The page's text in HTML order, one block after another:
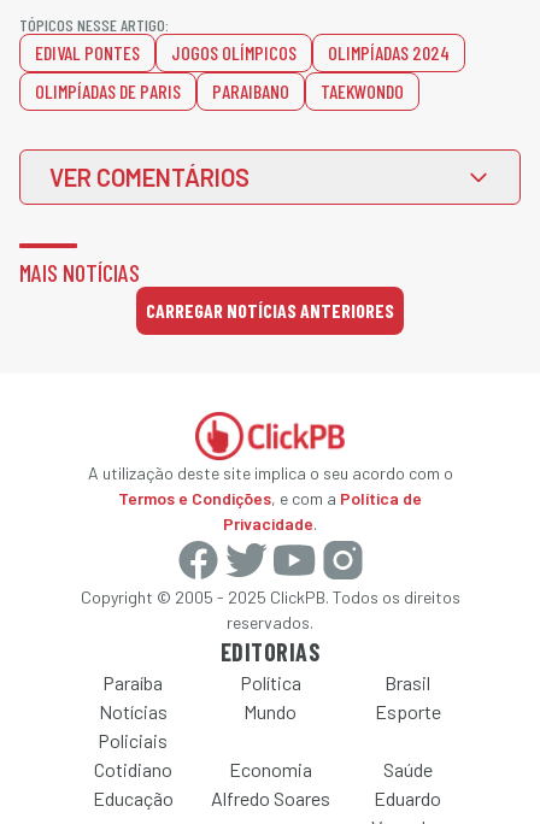
TÓPICOS NESSE ARTIGO:
EDIVAL PONTES JOGOS OLÍMPICOS
OLIMPÍADAS 2024
OLIMPÍADAS DE PARIS
PARAIBANO TAEKWONDO
VER COMENTÁRIOS
MAIS NOTÍCIAS
CARREGAR NOTÍCIAS ANTERIORES
A utilização deste site implica o seu acordo com o
Termos e Condições, e com a Política de
Privacidade.
Copyright © 2005 - 2025 ClickPB. Todos os direitos
reservados.
EDITORIAS
Paraíba Política
Brasil
Notícias
Policiais
Mundo Esporte
Cotidiano Economia
Saúde
Educação
Alfredo Soares
Eduardo